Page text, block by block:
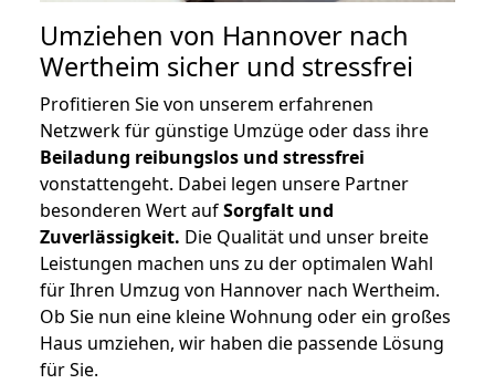
Umziehen von Hannover nach
Wertheim sicher und stressfrei
Profitieren Sie von unserem erfahrenen
Netzwerk für günstige Umzüge oder dass ihre
Beiladung reibungslos und stressfrei
vonstattengeht. Dabei legen unsere Partner
besonderen Wert aufSorgfalt und
Zuverlässigkeit. Die Qualität und unser breite
Leistungen machen uns zu der optimalen Wahl
für Ihren Umzug von Hannover nach Wertheim.
Ob Sie nun eine kleine Wohnung oder ein großes
Haus umziehen, wir haben die passende Lösung
für Sie.